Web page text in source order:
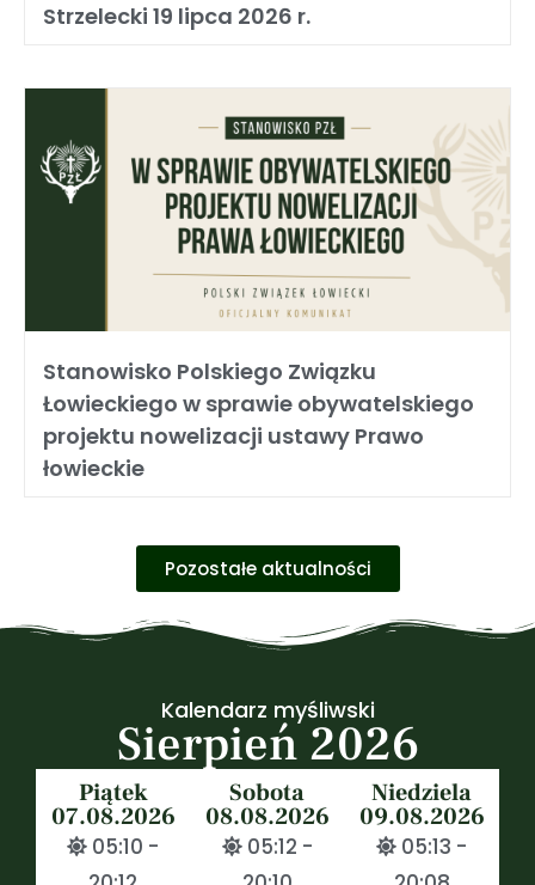
Strzelecki 19 lipca 2026 r.
Stanowisko Polskiego Związku
Łowieckiego w sprawie obywatelskiego
projektu nowelizacji ustawy Prawo
łowieckie
Pozostałe aktualności
Kalendarz myśliwski
Sierpień 2026
Piątek
07.08.2026
05:10 -
Sobota
08.08.2026
05:12 -
Niedziela
09.08.2026
05:13 -